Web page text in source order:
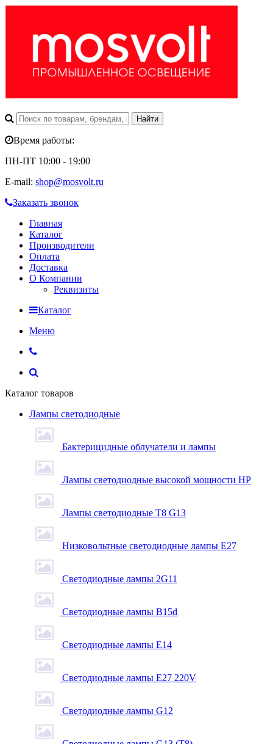
Время работы:
ПН-ПТ 10:00 - 19:00
E-mail: shop@mosvolt.ru
Заказать звонок
Главная
Каталог
Производители
Оплата
Доставка
О Компании
Реквизиты
Каталог
Меню
Каталог товаров
Лампы светодиодные
Бактерицидные облучатели и лампы
Лампы светодиодные высокой мощности HP
Лампы светодиодные Т8 G13
Низковольтные светодиодные лампы E27
Светодиодные лампы 2G11
Светодиодные лампы B15d
Светодиодные лампы E14
Светодиодные лампы E27 220V
Светодиодные лампы G12